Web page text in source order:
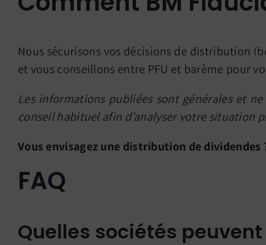
Nous sécurisons vos décisions de distribution
et vous conseillons entre PFU et barème pour
Les informations publiées sont générales et
conseil habituel afin d’analyser votre situation
Vous envisagez une distribution de dividendes
FAQ
Quelles sociétés